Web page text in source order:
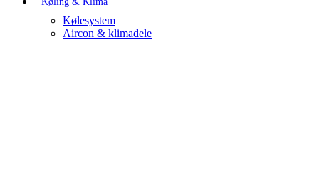
Kølesystem
Aircon & klimadele